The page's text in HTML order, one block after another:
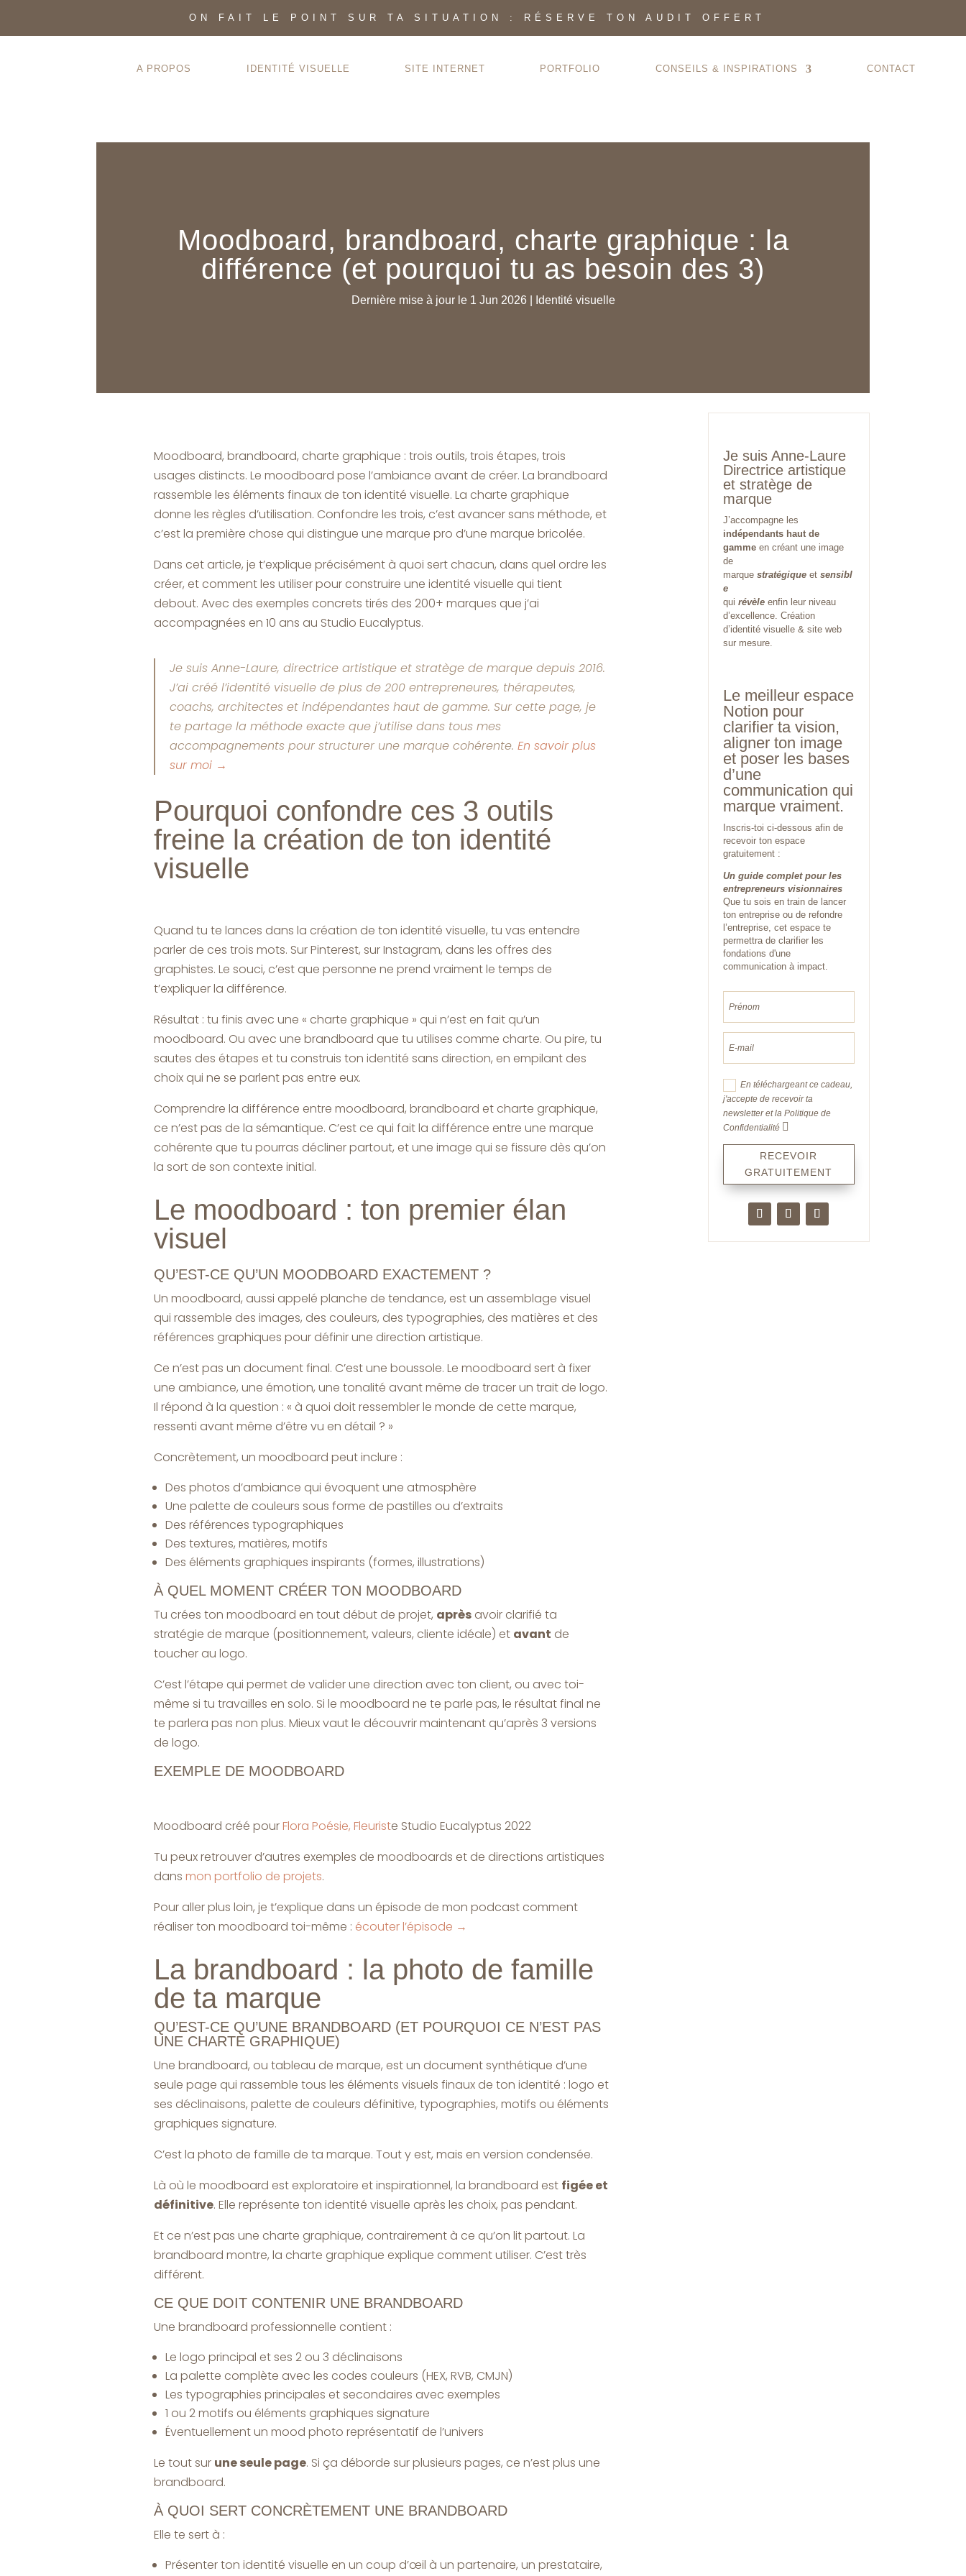
ON FAIT LE POINT SUR TA SITUATION : RÉSERVE TON AUDIT OFFERT
A PROPOS IDENTITÉ VISUELLE SITE INTERNET PORTFOLIO CONSEILS & INSPIRATIONS CONTACT
Moodboard, brandboard, charte graphique : la
différence (et pourquoi tu as besoin des 3)
Dernière mise à jour le 1 Jun 2026| Identité visuelle
Moodboard, brandboard, charte graphique : trois outils, trois étapes, trois
usages distincts. Le moodboard pose l’ambiance avant de créer. La brandboard
rassemble les éléments finaux de ton identité visuelle. La charte graphique
donne les règles d’utilisation. Confondre les trois, c’est avancer sans méthode, et
c’est la première chose qui distingue une marque pro d’une marque bricolée.
Dans cet article, je t’explique précisément à quoi sert chacun, dans quel ordre les
créer, et comment les utiliser pour construire une identité visuelle qui tient
debout. Avec des exemples concrets tirés des 200+ marques que j’ai
accompagnées en 10 ans au Studio Eucalyptus.
Je suis Anne-Laure, directrice artistique et stratège de marque depuis 2016.
J’ai créé l’identité visuelle de plus de 200 entrepreneures, thérapeutes,
coachs, architectes et indépendantes haut de gamme. Sur cette page, je
te partage la méthode exacte que j’utilise dans tous mes
accompagnements pour structurer une marque cohérente. En savoir plus
sur moi →
Pourquoi confondre ces 3 outils
freine la création de ton identité
visuelle
Quand tu te lances dans la création de ton identité visuelle, tu vas entendre
parler de ces trois mots. Sur Pinterest, sur Instagram, dans les offres des
graphistes. Le souci, c’est que personne ne prend vraiment le temps de
t’expliquer la différence.
Résultat : tu finis avec une « charte graphique » qui n’est en fait qu’un
moodboard. Ou avec une brandboard que tu utilises comme charte. Ou pire, tu
sautes des étapes et tu construis ton identité sans direction, en empilant des
choix qui ne se parlent pas entre eux.
Comprendre la différence entre moodboard, brandboard et charte graphique,
ce n’est pas de la sémantique. C’est ce qui fait la différence entre une marque
cohérente que tu pourras décliner partout, et une image qui se fissure dès qu’on
la sort de son contexte initial.
Le moodboard : ton premier élan
visuel
QU’EST-CE QU’UN MOODBOARD EXACTEMENT ?
Un moodboard, aussi appelé planche de tendance, est un assemblage visuel
qui rassemble des images, des couleurs, des typographies, des matières et des
références graphiques pour définir une direction artistique.
Ce n’est pas un document final. C’est une boussole. Le moodboard sert à fixer
une ambiance, une émotion, une tonalité avant même de tracer un trait de logo.
Il répond à la question : « à quoi doit ressembler le monde de cette marque,
ressenti avant même d’être vu en détail ? »
Concrètement, un moodboard peut inclure :
Des photos d’ambiance qui évoquent une atmosphère
Une palette de couleurs sous forme de pastilles ou d’extraits
Des références typographiques
Des textures, matières, motifs
Des éléments graphiques inspirants (formes, illustrations)
À QUEL MOMENT CRÉER TON MOODBOARD
Tu crées ton moodboard en tout début de projet, aprèsavoir clarifié ta
stratégie de marque (positionnement, valeurs, cliente idéale) et avant de
toucher au logo.
C’est l’étape qui permet de valider une direction avec ton client, ou avec toi-
même si tu travailles en solo. Si le moodboard ne te parle pas, le résultat final ne
te parlera pas non plus. Mieux vaut le découvrir maintenant qu’après 3 versions
de logo.
EXEMPLE DE MOODBOARD
Moodboard créé pourFlora Poésie, Fleuriste Studio Eucalyptus 2022
Tu peux retrouver d’autres exemples de moodboards et de directions artistiques
dans mon portfolio de projets.
Pour aller plus loin, je t’explique dans un épisode de mon podcast comment
réaliser ton moodboard toi-même : écouter l’épisode →
La brandboard : la photo de famille
de ta marque
QU’EST-CE QU’UNE BRANDBOARD (ET POURQUOI CE N’EST PAS
UNE CHARTE GRAPHIQUE)
Une brandboard, ou tableau de marque, est un document synthétique d’une
seule page qui rassemble tous les éléments visuels finaux de ton identité : logo et
ses déclinaisons, palette de couleurs définitive, typographies, motifs ou éléments
graphiques signature.
C’est la photo de famille de ta marque. Tout y est, mais en version condensée.
Là où le moodboard est exploratoire et inspirationnel, la brandboard est figée et
définitive. Elle représente ton identité visuelle après les choix, pas pendant.
Et ce n’est pas une charte graphique, contrairement à ce qu’on lit partout. La
brandboard montre, la charte graphique explique comment utiliser. C’est très
différent.
CE QUE DOIT CONTENIR UNE BRANDBOARD
Une brandboard professionnelle contient :
Le logo principal et ses 2 ou 3 déclinaisons
La palette complète avec les codes couleurs (HEX, RVB, CMJN)
Les typographies principales et secondaires avec exemples
1 ou 2 motifs ou éléments graphiques signature
Éventuellement un mood photo représentatif de l’univers
Le tout sur une seule page. Si ça déborde sur plusieurs pages, ce n’est plus une
brandboard.
À QUOI SERT CONCRÈTEMENT UNE BRANDBOARD
Elle te sert à :
Présenter ton identité visuelle en un coup d’œil à un partenaire, un prestataire,
Je suis Anne-Laure
Directrice artistique
et stratège de
marque
J’accompagne les
indépendants haut de
gammeen créant une image
de
marque stratégique et sensibl
e
qui révèle enfin leur niveau
d’excellence. Création
d’identité visuelle & site web
sur mesure.
Le meilleur espace
Notion pour
clarifier ta vision,
aligner ton image
et poser les bases
d’une
communication qui
marque vraiment.
Inscris-toi ci-dessous afin de
recevoir ton espace
gratuitement :
Un guide complet pour les
entrepreneurs visionnaires
Que tu sois en train de lancer
ton entreprise ou de refondre
l’entreprise, cet espace te
permettra de clarifier les
fondations d'une
communication à impact.
En téléchargeant ce cadeau,
j'accepte de recevoir ta
newsletter et la Politique de
Confidentialité
RECEVOIR
GRATUITEMENT